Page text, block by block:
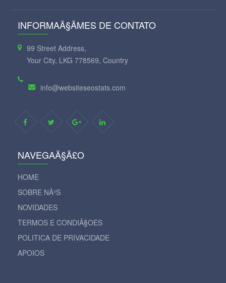
INFORMAÃ§ÃΜES DE CONTATO
99 Street Address,
Your City, LKG 778569, Country
info@websiteseostats.com
NAVEGAÃ§Ã£O
HOME
SOBRE NÃ³S
NOVIDADES
TERMOS E CONDIÃ§OES
POLITICA DE PRIVACIDADE
APOIOS